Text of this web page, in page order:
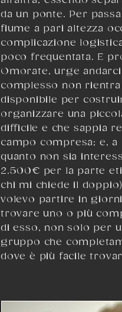
da un ponte. Per
fiume a pari altezza
complicazione
poco frequentata. E
Omorate, urge
complesso non
disponibile per
organizzare una
difficile e che sappia
campo compresa; e,
quanto non sia
2.500€ per la parte
chi mi chiede il
volevo partire in
trovare uno o più
di esso, non solo per
gruppo che
dove è più facile